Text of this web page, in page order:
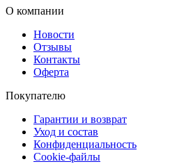
О компании
Новости
Отзывы
Контакты
Оферта
Покупателю
Гарантии и возврат
Уход и состав
Конфиденциальность
Cookie-файлы